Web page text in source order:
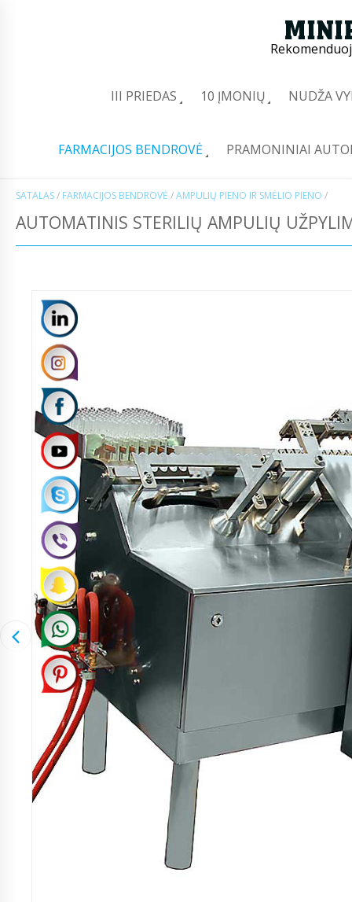
III PRIEDAS 10 ĮMONIŲ NUDŽA
FARMACIJOS BENDROVĖ PRAMONINIAI
SATALAS/ FARMACIJOS BENDROVĖ /AMPULIŲ PIENO IR SMĖLIO PIENO /
AUTOMATINIS STERILIŲ AMPULIŲ